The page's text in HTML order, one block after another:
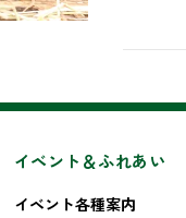
イベント＆ふれあい
イベント各種案内